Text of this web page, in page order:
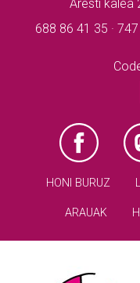
Aresti kalea
688 86 41 35 ·
HONI BURUZ
ARAUAK